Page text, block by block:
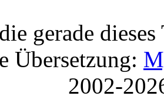
gerade
Übersetzung:
2002-